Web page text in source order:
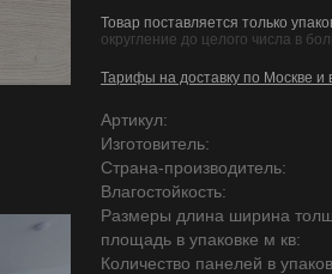
Товар поставляется только
округление до целого числа в
Тарифы на доставку по Москве и
Артикул:
Изготовитель:
Страна-производитель:
Влагостойкость:
Размеры длина ширина
площадь в упаковке м кв:
Количество панелей в